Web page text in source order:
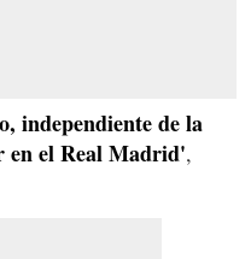
independiente de la
en el Real Madrid',